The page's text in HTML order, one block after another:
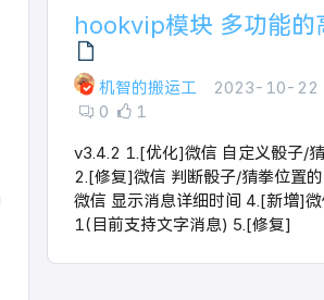
hookvip模块 多功能的
机智的搬运工 2023-10-22
0
1
v3.4.2 1.[优化]微信 自定义骰子/
2.[修复]微信 判断骰子/猜拳位置
微信 显示消息详细时间 4.[新增]
1(目前支持文字消息) 5.[修复]